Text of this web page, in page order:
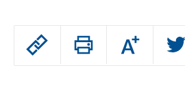
Passer
Augmenter
ou